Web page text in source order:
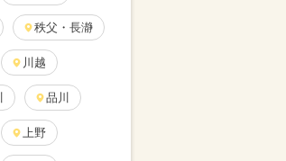
秩父・長瀞
川越
品川
上野